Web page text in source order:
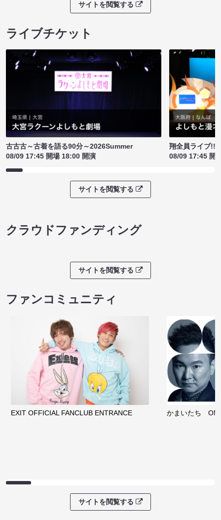
サイトを閲覧する
ライブチケット
古古古～古着を語る90分～2026Summer
08/09 17:45 開場 18:00 開演
翔全員ライブ!!!
08/09 17:45 開
サイトを閲覧する
クラウドファンディング
サイトを閲覧する
ファンコミュニティ
EXIT OFFICIAL FANCLUB ENTRANCE かまいたち
サイトを閲覧する